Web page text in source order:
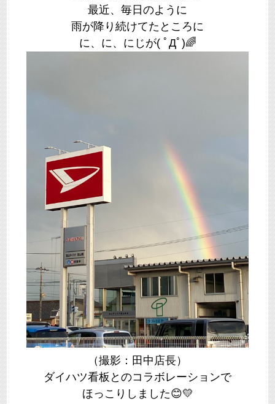
最近、毎日のように
雨が降り続けてたところに
に、に、にじが( ﾟДﾟ)🌈
（撮影：田中店長）
ダイハツ看板とのコラボレーションで
ほっこりしました😊💛